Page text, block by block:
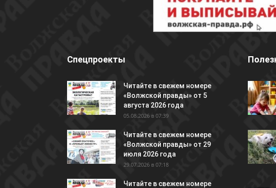
Спецпроекты
Читайте в свежем номере
«Волжской правды» от 5
августа 2026 года
05.08.2026 в 07:39
Читайте в свежем номере
«Волжской правды» от 29
июля 2026 года
29.07.2026 в 07:18
Читайте в свежем номере